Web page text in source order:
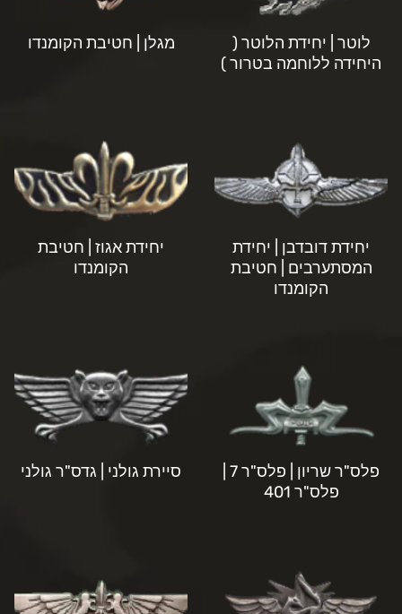
לוטר | יחידת הלוטר (
היחידה ללוחמה בטרור )
מגלן | חטיבת הקומנדו
יחידת דובדבן | יחידת
המסתערבים | חטיבת
הקומנדו
יחידת אגוז | חטיבת
הקומנדו
פלס"ר 401
סיירת גולני | גדס"ר גולני